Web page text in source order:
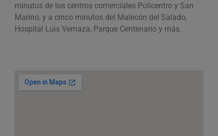
minutos de los centros comerciales Policentro y San
Marino, y a cinco minutos del Malecón del Salado,
Hospital Luis Vernaza, Parque Centenario y más.